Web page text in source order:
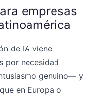
empresas
de IA viene
por necesidad
genuino— y
en Europa o